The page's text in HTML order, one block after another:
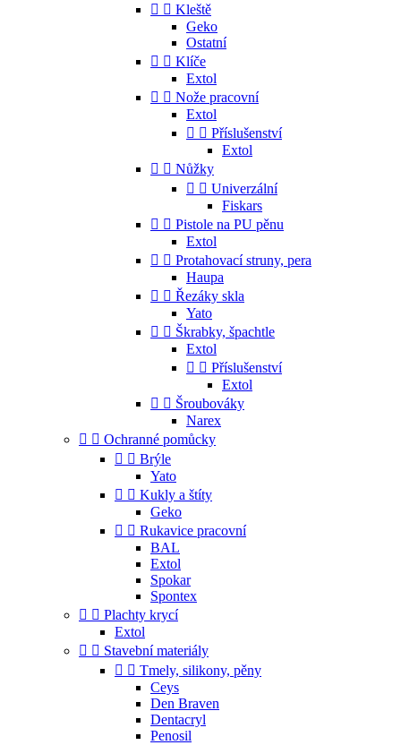
  Kleště
Geko
Ostatní
  Klíče
Extol
  Nože pracovní
Extol
  Příslušenství
Extol
  Nůžky
  Univerzální
Fiskars
  Pistole na PU pěnu
Extol
  Protahovací struny, pera
Haupa
  Řezáky skla
Yato
  Škrabky, špachtle
Extol
  Příslušenství
Extol
  Šroubováky
Narex
  Ochranné pomůcky
  Brýle
Yato
  Kukly a štíty
Geko
  Rukavice pracovní
BAL
Extol
Spokar
Spontex
  Plachty krycí
Extol
  Stavební materiály
  Tmely, silikony, pěny
Ceys
Den Braven
Dentacryl
Penosil